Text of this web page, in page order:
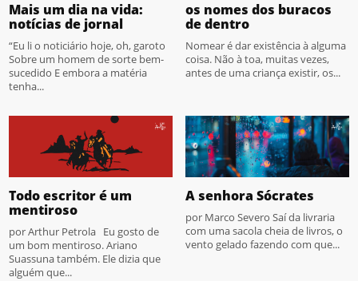
Mais um dia na vida:
notícias de jornal
“Eu li o noticiário hoje, oh, garoto
Sobre um homem de sorte bem-
sucedido E embora a matéria
tenha...
os nomes dos buracos
de dentro
Nomear é dar existência à alguma
coisa. Não à toa, muitas vezes,
antes de uma criança existir, os...
Todo escritor é um
mentiroso
por Arthur Petrola Eu gosto de
um bom mentiroso. Ariano
Suassuna também. Ele dizia que
alguém que...
A senhora Sócrates
por Marco Severo Saí da livraria
com uma sacola cheia de livros, o
vento gelado fazendo com que...